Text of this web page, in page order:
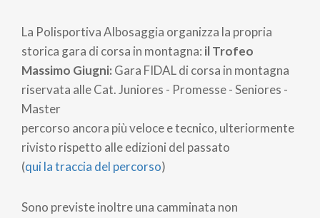
La Polisportiva Albosaggia organizza la propria
storica gara di corsa in montagna: il Trofeo
Massimo Giugni: Gara FIDAL di corsa in montagna
riservata alle Cat. Juniores - Promesse - Seniores -
Master
percorso ancora più veloce e tecnico, ulteriormente
rivisto rispetto alle edizioni del passato
(qui la traccia del percorso)
Sono previste inoltre una camminata non